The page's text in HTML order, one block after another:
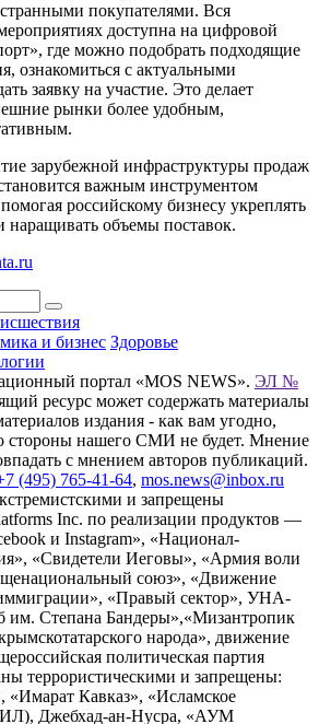
покупателями. Вся
доступна на цифровой
где можно подобрать подходящие
ознакомиться с актуальными
заявку на участие. Это делает
рынки более удобным,
зарубежной инфраструктуры продаж
важным инструментом
российскому бизнесу укреплять
наращивать объемы поставок.
и бизнес Здоровье
портал «MOS NEWS». ЭЛ №
ресурс может содержать материалы
издания - как вам угодно,
стороны нашего СМИ не будет. Мнение
с мнением авторов публикаций.
(495) 765-41-64, mos.news@inbox.ru
и запрещены
Inc. по реализации продуктов —
и Instagram», «Национал-
«Свидетели Иеговы», «Армия воли
союз», «Движение
«Правый сектор», УНА-
Степана Бандеры»,«Мизантропик
народа», движение
политическая партия
террористическими и запрещены:
Кавказ», «Исламское
Джебхад-ан-Нусра, «АУМ